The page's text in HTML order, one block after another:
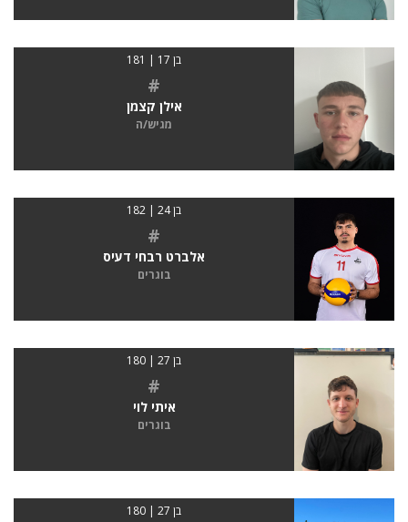
בן 17 | 181
#
אילן קצמן
מגיש/ה
בן 24 | 182
#
אלברט רבחי דעיס
בוגרים
בן 27 | 180
#
איתי לוי
בוגרים
בן 27 | 180